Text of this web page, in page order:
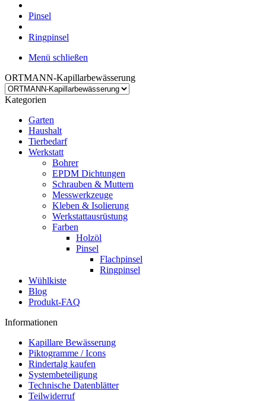
Pinsel
Ringpinsel
Menü schließen
ORTMANN-Kapillarbewässerung
Kategorien
Garten
Haushalt
Tierbedarf
Werkstatt
Bohrer
EPDM Dichtungen
Schrauben & Muttern
Messwerkzeuge
Kleben & Isolierung
Werkstattausrüstung
Farben
Holzöl
Pinsel
Flachpinsel
Ringpinsel
Wühlkiste
Blog
Produkt-FAQ
Informationen
Kapillare Bewässerung
Piktogramme / Icons
Rindertalg kaufen
Systembeteiligung
Technische Datenblätter
Teilwiderruf